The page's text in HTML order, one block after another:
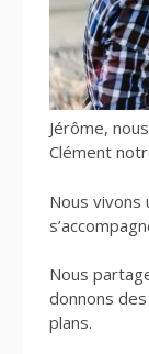
Jérôme,
Clément
Nous vivons
Nous
donnons
plans.